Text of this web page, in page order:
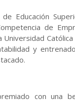
Educación
de
Católica
y
con una